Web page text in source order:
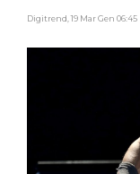
Digitrend,19 Mar Gen 06:45